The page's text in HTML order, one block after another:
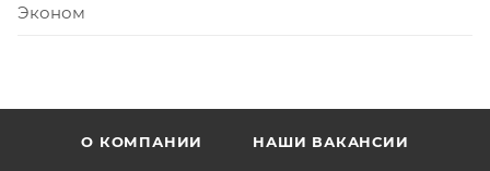
Эконом
О КОМПАНИИ НАШИ ВАКАНСИИ